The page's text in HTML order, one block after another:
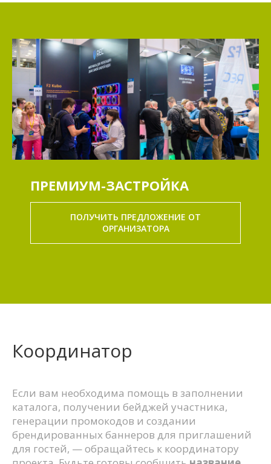
ПРЕМИУМ-ЗАСТРОЙКА
ПОЛУЧИТЬ ПРЕДЛОЖЕНИЕ ОТ
ОРГАНИЗАТОРА
Координатор
Если вам необходима помощь в заполнении
каталога, получении бейджей участника,
генерации промокодов и создании
брендированных баннеров для приглашений
для гостей, — обращайтесь к координатору